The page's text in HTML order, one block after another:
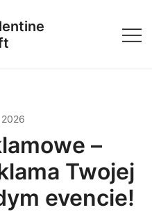
–
Twojej
evencie!